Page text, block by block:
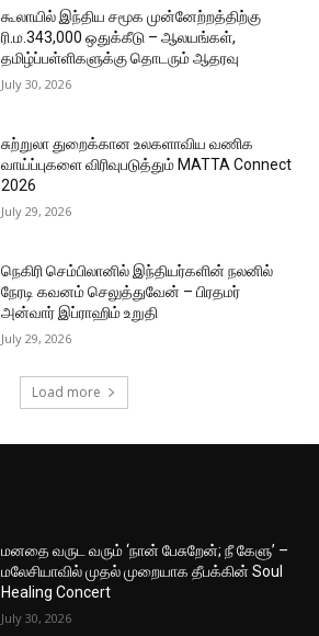
கூலாயில் இந்திய சமூக முன்னேற்றத்திற்கு
ரி.ம.343,000 ஒதுக்கீடு – ஆலயங்கள்,
தமிழ்ப்பள்ளிகளுக்கு தொடரும் ஆதரவு
July 30, 2026
சுற்றுலா துறைக்கான உலகளாவிய வணிக
வாய்ப்புகளை விரிவுபடுத்தும் MATTA Connect
2026
July 29, 2026
நெகிரி செம்பிலானில் இந்தியர்களின் நலனில்
நேரடி கவனம் செலுத்துவேன் – பிரதமர்
அன்வார் இப்ராஹிம் உறுதி
July 29, 2026
Load more
மனதை வருட வரும் ‘நான் பேசுறேன்; நீ கேளு’ –
மலேசியாவில் முதல் முறையாக தீபக்கின் Soul
Healing Concert
July 30, 2026